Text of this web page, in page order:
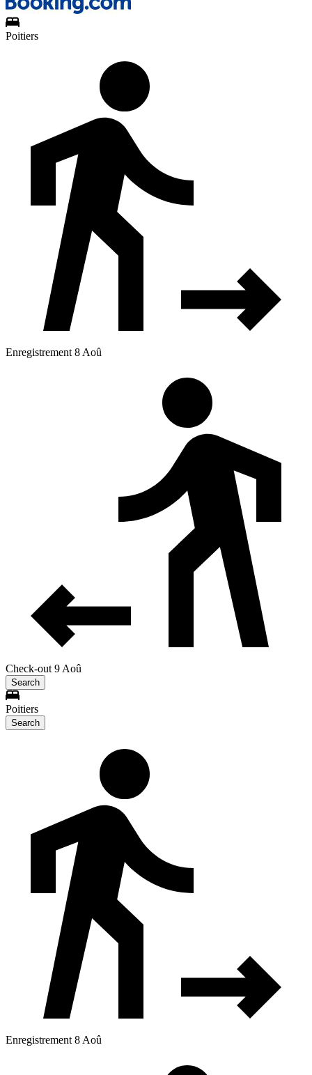
Poitiers
Enregistrement 8 Aoû
Check-out 9 Aoû
Search
Poitiers
Search
Enregistrement 8 Aoû